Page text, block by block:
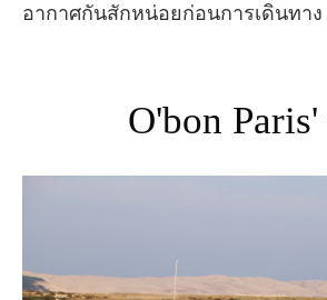
อากาศกันสักหน่อยก่อนการเดินทาง
O'bon